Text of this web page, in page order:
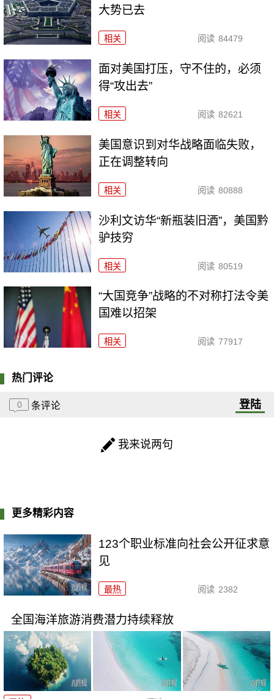
大势已去
相关 阅读 84479
面对美国打压，守不住的，必须
得“攻出去”
相关 阅读 82621
美国意识到对华战略面临失败，
正在调整转向
相关 阅读 80888
沙利文访华“新瓶装旧酒”，美国黔
驴技穷
相关 阅读 80519
“大国竞争”战略的不对称打法令美
国难以招架
相关 阅读 77917
热门评论
0 条评论 登陆
我来说两句
更多精彩内容
123个职业标准向社会公开征求意
见
最热 阅读 2382
全国海洋旅游消费潜力持续释放